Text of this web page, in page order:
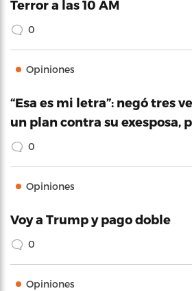
Terror a las 10 AM
0
Opiniones
“Esa es mi letra”: negó tres
un plan contra su exesposa,
0
Opiniones
Voy a Trump y pago doble
0
Opiniones